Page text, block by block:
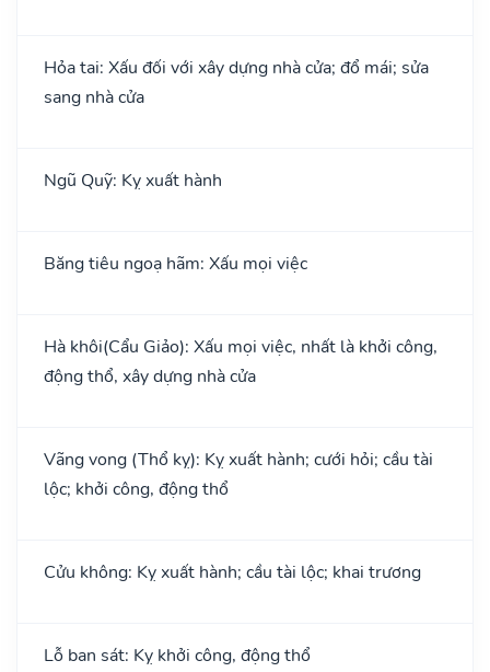
Hỏa tai: Xấu đối với xây dựng nhà cửa; đổ mái; sửa
sang nhà cửa
Ngũ Quỹ: Kỵ xuất hành
Băng tiêu ngoạ hãm: Xấu mọi việc
Hà khôi(Cẩu Giảo): Xấu mọi việc, nhất là khởi công,
động thổ, xây dựng nhà cửa
Vãng vong (Thổ kỵ): Kỵ xuất hành; cưới hỏi; cầu tài
lộc; khởi công, động thổ
Cửu không: Kỵ xuất hành; cầu tài lộc; khai trương
Lỗ ban sát: Kỵ khởi công, động thổ